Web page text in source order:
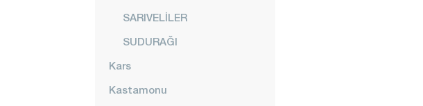
SARIVELİLER
SUDURAĞI
Kars
Kastamonu